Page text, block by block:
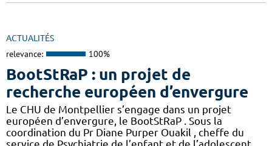
ACTUALITÉS
relevance: 100%
BootStRaP : un projet de
recherche européen d’envergure
Le CHU de Montpellier s’engage dans un projet
européen d’envergure, le BootStRaP . Sous la
coordination du Pr Diane Purper Ouakil , cheffe du